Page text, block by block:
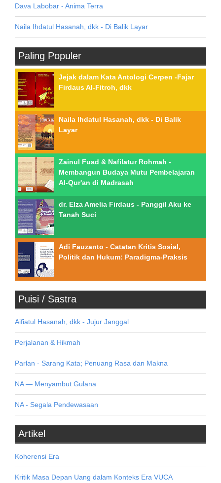
Dava Labobar - Anima Terra
Naila Ihdatul Hasanah, dkk - Di Balik Layar
Paling Populer
Jejak dalam Kata Antologi Cerpen -Fajar
Firdaus Al-Fitroh, dkk
Naila Ihdatul Hasanah, dkk - Di Balik
Layar
Zainul Fuad & Nafilatur Rohmah -
Membangun Budaya Mutu Pembelajaran
Al-Qur'an di Madrasah
dr. Elza Amelia Firdaus - Panggil Aku ke
Tanah Suci
Adi Fauzanto - Catatan Kritis Sosial,
Politik dan Hukum: Paradigma-Praksis
Puisi / Sastra
Aifiatul Hasanah, dkk - Jujur Janggal
Perjalanan & Hikmah
Parlan - Sarang Kata; Penuang Rasa dan Makna
NA — Menyambut Gulana
NA - Segala Pendewasaan
Artikel
Koherensi Era
Kritik Masa Depan Uang dalam Konteks Era VUCA